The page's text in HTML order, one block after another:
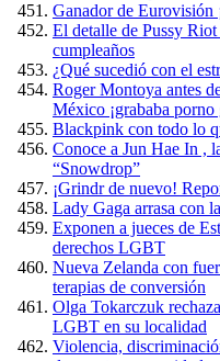
Ganador de Eurovisión
El detalle de Pussy
cumpleaños
¿Qué sucedió con el
Roger Montoya antes
México ¡grababa porno
Blackpink con todo lo
Conoce a Jun Hae In ,
“Snowdrop”
¡Grindr de nuevo!
Lady Gaga arrasa con
Exponen a jueces de
derechos LGBT
Nueva Zelanda con
terapias de conversión
Olga Tokarczuk
LGBT en su localidad
Violencia,